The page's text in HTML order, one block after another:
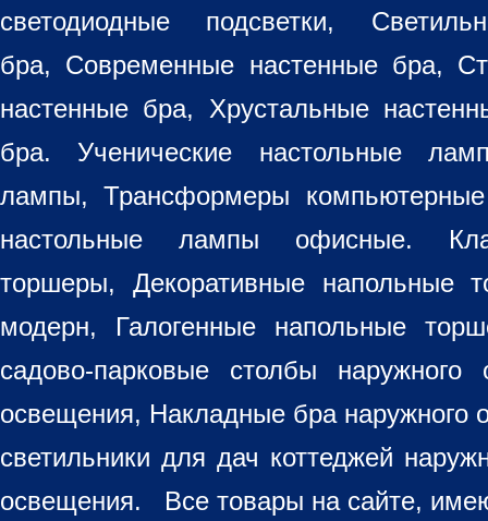
светодиодные подсветки,
бра, Современные настенные бра,
настенные бра, Хрустальные
бра. Ученические настольные
лампы, Трансформеры
настольные лампы офисные.
торшеры, Декоративные напольные
модерн, Галогенные напольные
садово-парковые столбы
освещения, Накладные бра наружного
светильники для дач коттеджей
освещения. Все товары на сайте,